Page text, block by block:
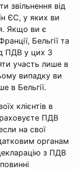
звільнення від
ЄС, у яких ви
Якщо ви є
Бельгії та
ПДВ у цих 3
участь лише в
випадку ви
в Бельгії.
клієнтів в
ПДВ
на свої
органам
з ПДВ